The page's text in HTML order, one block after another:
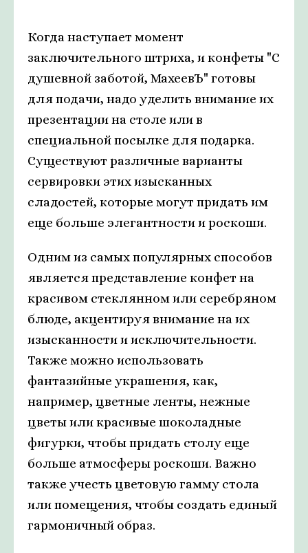
Когда наступает момент
заключительного штриха, и конфеты "С
душевной заботой, МахеевЪ" готовы
для подачи, надо уделить внимание их
презентации на столе или в
специальной посылке для подарка.
Существуют различные варианты
сервировки этих изысканных
сладостей, которые могут придать им
еще больше элегантности и роскоши.
Одним из самых популярных способов
является представление конфет на
красивом стеклянном или серебряном
блюде, акцентируя внимание на их
изысканности и исключительности.
Также можно использовать
фантазийные украшения, как,
например, цветные ленты, нежные
цветы или красивые шоколадные
фигурки, чтобы придать столу еще
больше атмосферы роскоши. Важно
также учесть цветовую гамму стола
или помещения, чтобы создать единый
гармоничный образ.